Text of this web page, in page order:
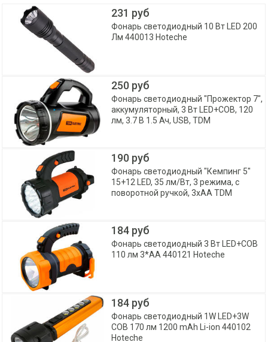
231 руб
Фонарь светодиодный 10 Вт LED 200
Лм 440013 Hoteche
250 руб
Фонарь светодиодный "Прожектор 7",
аккумуляторный, 3 Вт LED+COB, 120
лм, 3.7 В 1.5 Ач, USB, TDM
190 руб
Фонарь светодиодный "Кемпинг 5"
15+12 LED, 35 лм/Вт, 3 режима, с
поворотной ручкой, 3хАА TDM
184 руб
Фонарь светодиодный 3 Вт LED+COB
110 лм 3*AA 440121 Hoteche
184 руб
Фонарь светодиодный 1W LED+3W
COB 170 лм 1200 mAh Li-ion 440102
Hoteche